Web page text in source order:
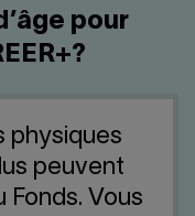
pour
physiques
peuvent
Fonds. Vous